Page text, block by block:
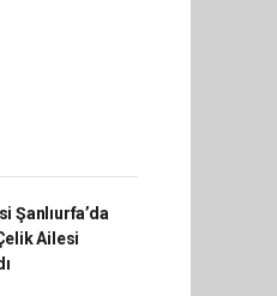
Şanlıurfa’da
Ailesi